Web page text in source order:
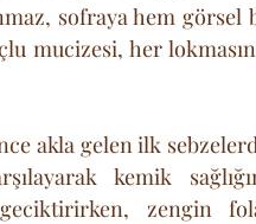
sofraya hem görsel
mucizesi, her
akla gelen ilk
kemik
zengin